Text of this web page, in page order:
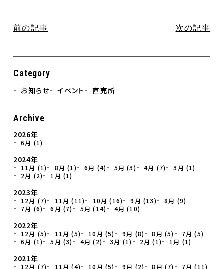
前の記事 次の記事
Category
お知らせ イベント 直売所
Archive
2026年
6月 (1)
2024年
11月 (1) 8月 (1) 6月 (4) 5月 (3) 4月 (7)
3月 (1)
2月 (2)
1月 (1)
2023年
12月 (7) 11月 (11) 10月 (16) 9月 (13)
8月 (9)
7月 (6)
6月 (7) 5月 (14) 4月 (10)
2022年
12月 (5) 11月 (5) 10月 (5) 9月 (8) 8月 (5)
7月 (5)
6月 (1)
5月 (3) 4月 (2) 3月 (1) 2月 (1) 1月 (1)
2021年
12月 (7) 11月 (4) 10月 (5) 9月 (2) 8月 (7)
7月 (11)